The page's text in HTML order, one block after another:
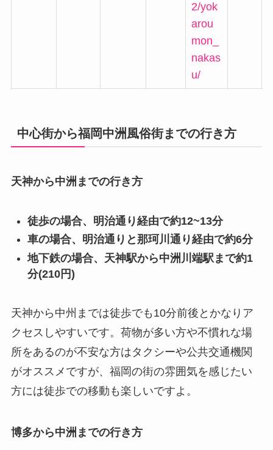
2/yok
arou
mon_
nakas
u/
中心街から福岡中洲風俗街までの行き方
天神から中洲までの行き方
徒歩の場合、明治通り経由で約12~13分
車の場合、明治通りと那珂川通り経由で約6分
地下鉄の場合、天神駅から中洲川端駅まで約1
分(210円)
天神から中州までは徒歩でも10分前後とかなりア
クセスしやすいです。荷物が多い方や不慣れな場
所をあるのが不安な方はタクシーや公共交通機関
がオススメですが、福岡の街の雰囲気を感じたい
方には徒歩での移動も楽しいですよ。
博多から中洲までの行き方